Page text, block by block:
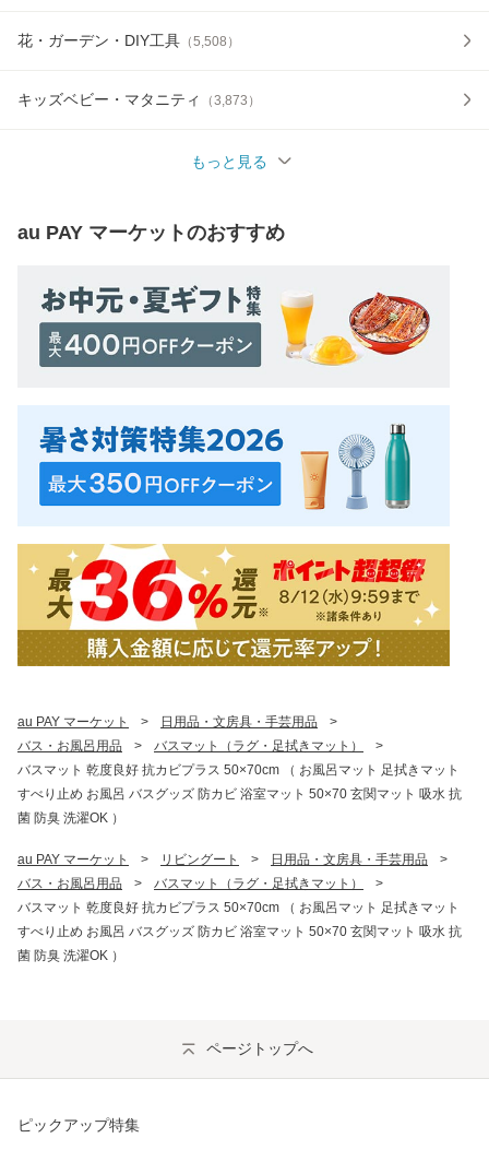
花・ガーデン・DIY工具 （5,508 ）
キッズベビー・マタニティ （3,873 ）
もっと見る
au PAY マーケットのおすすめ
au PAY マーケット > 日用品・文房具・手芸用品
>
バス・お風呂用品
> バスマット（ラグ・足拭きマット）
>
バスマット 乾度良好 抗カビプラス 50×70cm （ お風呂マット 足拭きマット
すべり止め お風呂 バスグッズ 防カビ 浴室マット 50×70 玄関マット 吸水 抗
菌 防臭 洗濯OK ）
au PAY マーケット > リビングート > 日用品・文房具・手芸用品
>
バス・お風呂用品
> バスマット（ラグ・足拭きマット）
>
バスマット 乾度良好 抗カビプラス 50×70cm （ お風呂マット 足拭きマット
すべり止め お風呂 バスグッズ 防カビ 浴室マット 50×70 玄関マット 吸水 抗
菌 防臭 洗濯OK ）
ページトップへ
ピックアップ特集